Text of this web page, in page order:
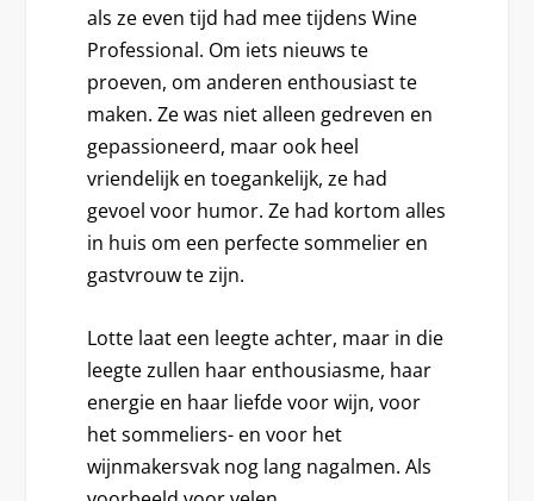
als ze even tijd had mee tijdens Wine
Professional. Om iets nieuws te
proeven, om anderen enthousiast te
maken. Ze was niet alleen gedreven en
gepassioneerd, maar ook heel
vriendelijk en toegankelijk, ze had
gevoel voor humor. Ze had kortom alles
in huis om een perfecte sommelier en
gastvrouw te zijn.
Lotte laat een leegte achter, maar in die
leegte zullen haar enthousiasme, haar
energie en haar liefde voor wijn, voor
het sommeliers- en voor het
wijnmakersvak nog lang nagalmen. Als